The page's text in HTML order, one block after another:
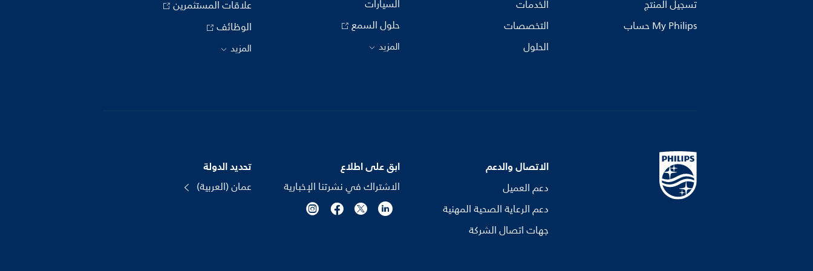
تسجيل المنتج
My Philips حساب
الخدمات
التخصصات
الحلول
السيارات
حلول السمع
المزيد
علاقات المستثمرين
الوظائف
المزيد
الاتصال والدعم
دعم العميل
دعم الرعاية الصحية المهنية
جهات اتصال الشركة
ابق على اطلاع
الاشتراك في نشرتنا الإخبارية
تحديد الدولة
عمان (العربية)